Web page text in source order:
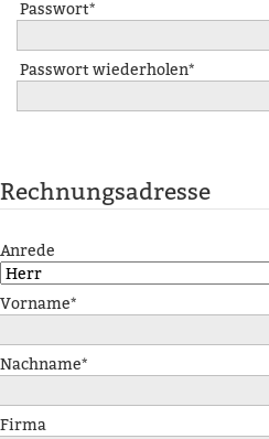
Passwort*
Passwort wiederholen*
Rechnungsadresse
Anrede
Vorname*
Nachname*
Firma